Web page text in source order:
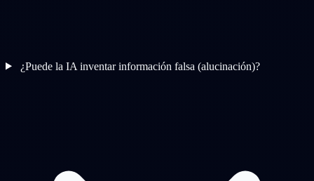
¿Puede la IA inventar información falsa (alucinación)?